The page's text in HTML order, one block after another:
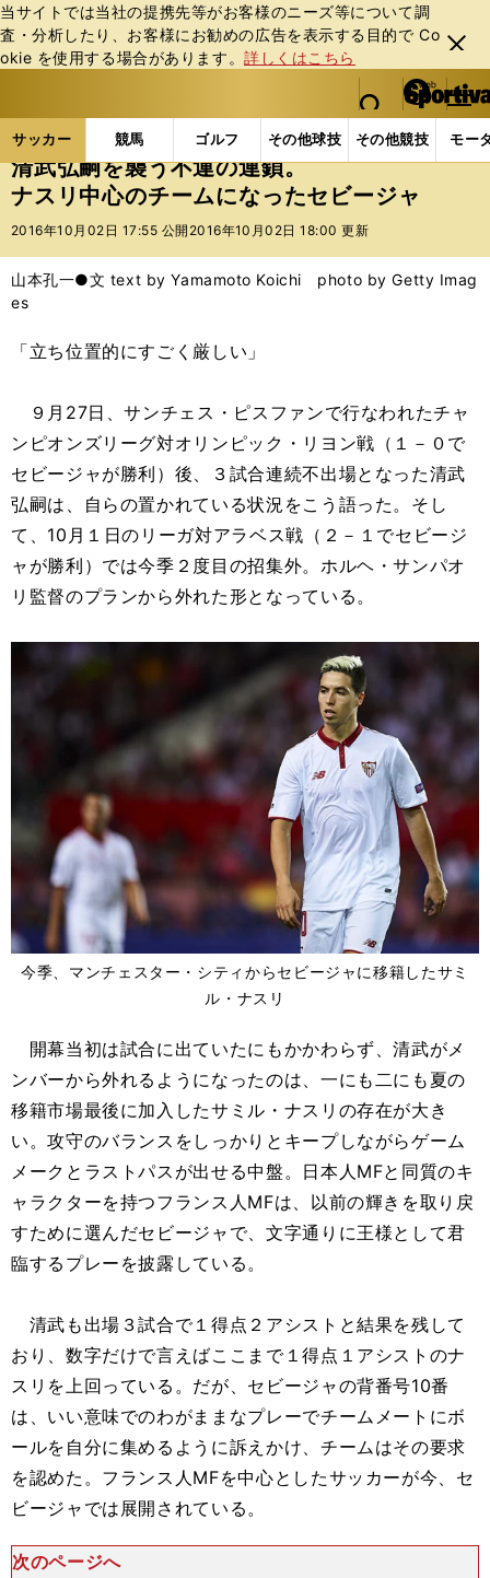
当サイトでは当社の提携先等がお客様のニーズ等について調
査・分析したり、お客様にお勧めの広告を表⽰する⽬的で Co
okie を使⽤する場合があります。詳しくはこちら
閉じ
る
web Sportiva (webスポルティーバ)
検索
マイペ
ー
ジ
メニュ
サッカー 競馬 ゴルフ その他球技 その他競技 モー
ス
ポ
ル
バ
サッカーの記事一覧 海外サッカー 海外サッカー
清武弘嗣を襲う不運の連鎖。
ナスリ中心のチームになったセビージャ
2016年10月02日 17:55 公開 2016年10月02日 18:00 更新
山本孔一●文 text by Yamamoto Koichi photo by Getty Imag
es
「立ち位置的にすごく厳しい」
９月27日、サンチェス・ピスファンで行なわれたチャ
ンピオンズリーグ対オリンピック・リヨン戦（１－０で
セビージャが勝利）後、３試合連続不出場となった清武
弘嗣は、自らの置かれている状況をこう語った。そし
て、10月１日のリーガ対アラベス戦（２－１でセビージ
ャが勝利）では今季２度目の招集外。ホルヘ・サンパオ
リ監督のプランから外れた形となっている。
今季、マンチェスター・シティからセビージャに移籍したサミ
ル・ナスリ
開幕当初は試合に出ていたにもかかわらず、清武がメ
ンバーから外れるようになったのは、一にも二にも夏の
移籍市場最後に加入したサミル・ナスリの存在が大き
い。攻守のバランスをしっかりとキープしながらゲーム
メークとラストパスが出せる中盤。日本人MFと同質のキ
ャラクターを持つフランス人MFは、以前の輝きを取り戻
すために選んだセビージャで、文字通りに王様として君
臨するプレーを披露している。
清武も出場３試合で１得点２アシストと結果を残して
おり、数字だけで言えばここまで１得点１アシストのナ
スリを上回っている。だが、セビージャの背番号10番
は、いい意味でのわがままなプレーでチームメートにボ
ールを自分に集めるように訴えかけ、チームはその要求
を認めた。フランス人MFを中心としたサッカーが今、セ
ビージャでは展開されている。
次のページへ